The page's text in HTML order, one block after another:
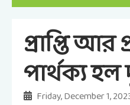
প্রাপ্তি আর
পার্থক্য
Friday, December 1,